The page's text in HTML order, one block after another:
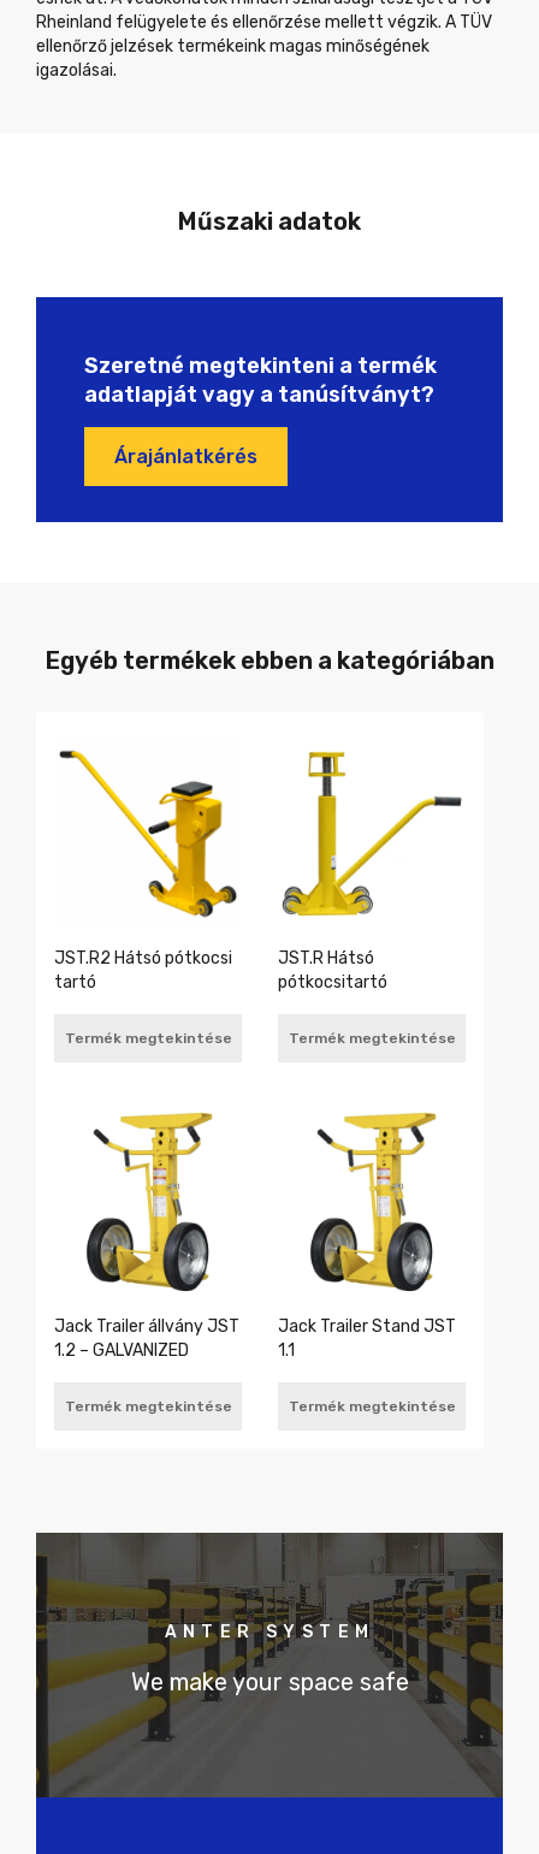
Rheinland felügyelete és ellenőrzése mellett végzik. A TÜV
ellenőrző jelzések termékeink magas minőségének
igazolásai.
Műszaki adatok
Szeretné megtekinteni a termék
adatlapját vagy a tanúsítványt?
Árajánlatkérés
Egyéb termékek ebben a kategóriában
JST.R2 Hátsó pótkocsi
tartó
Termék megtekintése
JST.R Hátsó
pótkocsitartó
Termék megtekintése
Jack Trailer állvány JST
1.2 – GALVANIZED
Termék megtekintése
Jack Trailer Stand JST
1.1
Termék megtekintése
ANTER SYSTEM
We make your space safe